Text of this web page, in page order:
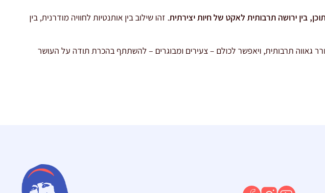
בין ירושה תרבותית לאקט של חיות יצירתית. זהו שילוב בין אותנטיות לחוויה מודרנית, בין
גאווה תרבותית, ויאפשר לכולם – צעירים ומבוגרים – להשתתף בהכרת תודה על העושר